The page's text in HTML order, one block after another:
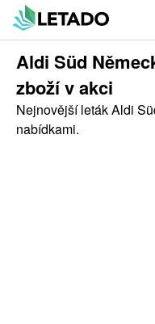
Aldi Süd
zboží v akci
Nejnovější leták Aldi
nabídkami.